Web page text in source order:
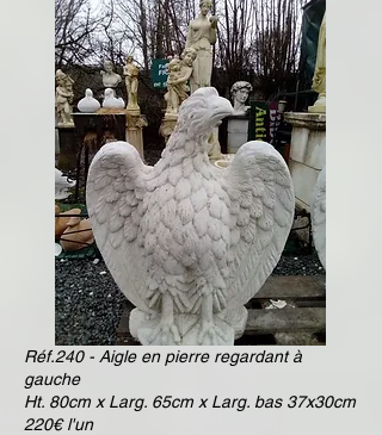
Réf.240 - Aigle en pierre regardant à
gauche
Ht. 80cm x Larg. 65cm x Larg. bas 37x30cm
220€ l'un